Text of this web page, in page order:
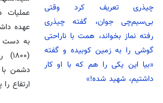
چیذری تعریف کرد وقتی
بی‌سیم‌چی جوان، گفته چیذری
رفته نماز بخواند، همت با ناراحتی
گوشی را به زمین کوبیده و گفته
«بیا این یکی را هم که با او کار
داشتیم، شهید شده!»
عهده
به دست
دشمن با
ارتفاع